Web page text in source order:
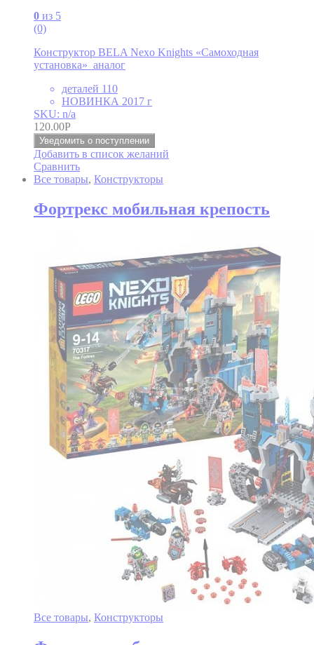
0 из 5
(0)
Конструктор BELA Nexo Knights «Самоходная
установка» аналог
деталей 110
НОВИНКА 2017 г
SKU: n/a
120.00Р
Уведомить о поступлении
Добавить в список желаний
Сравнить
Все товары, Конструкторы
Фортрекс мобильная крепость
Все товары, Конструкторы